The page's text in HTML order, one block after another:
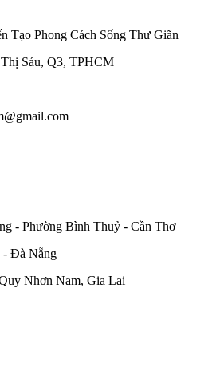
Tạo Phong Cách Sống Thư Giãn
Thị Sáu, Q3, TPHCM
- Phường Bình Thuỷ - Cần Thơ
- Đà Nẵng
Nhơn Nam, Gia Lai